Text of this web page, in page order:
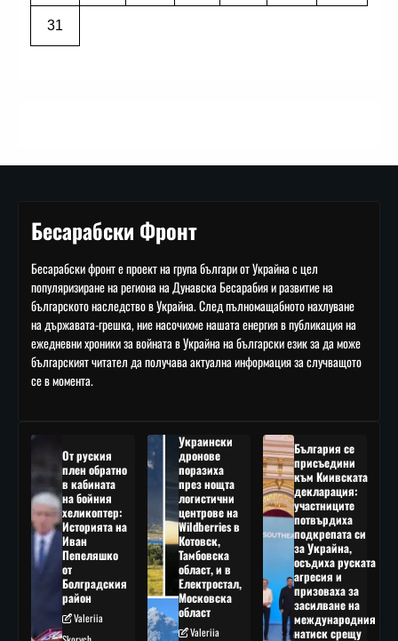
31
Бесарабски Фронт
Бесарабски фронт е проект на група българи от Украйна с цел
популяризиране на региона на Дунавска Бесарабия и развитие на
българското наследство в Украйна. След пълномащабното нахлуване
на държавата-грешка, ние насочихме нашата енергия в публикация на
ежедневни хроники за войната в Украйна на български език за да може
българският читател да получава актуална информация за случващото
се в момента.
От руския
плен обратно
в кабината
на бойния
хеликоптер:
Историята на
Иван
Пепеляшко
от
Болградския
район
Valeriia
Украински
дронове
поразиха
през нощта
логистични
центрове на
Wildberries в
Котовск,
Тамбовска
област, и в
Електростал,
Московска
област
Valeriia
България се
присъедини
към Киивската
декларация:
участниците
потвърдиха
подкрепата си
за Украйна,
осъдиха руската
агресия и
призоваха за
засилване на
международния
натиск срещу